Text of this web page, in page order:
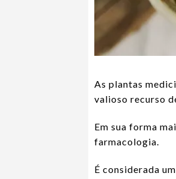
As plantas
valioso recurso
Em sua forma
farmacologia.
É considerada